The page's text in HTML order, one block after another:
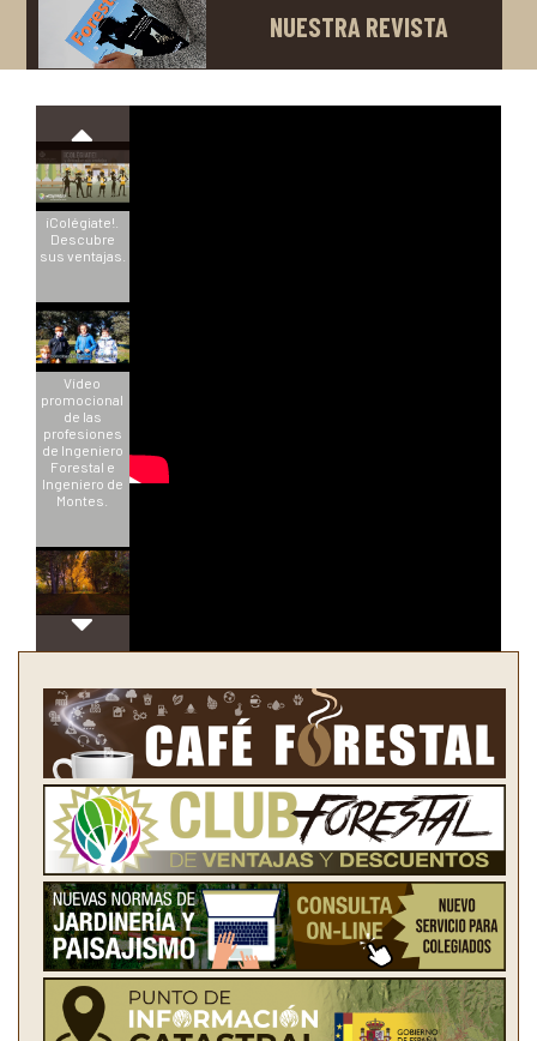
NUESTRA REVISTA
¡Colégiate!.
Descubre
sus ventajas.
Vídeo
promocional
de las
profesiones
de Ingeniero
Forestal e
Ingeniero de
Montes.
INGENIERÍA
CON UN
PRESENTE
SÓLIDO Y UN
FUTURO
PROMETEDOR
Intervención
de decana-
presidenta
del COITF en
RTV del
Principado
de Asturias -
11/12/2025